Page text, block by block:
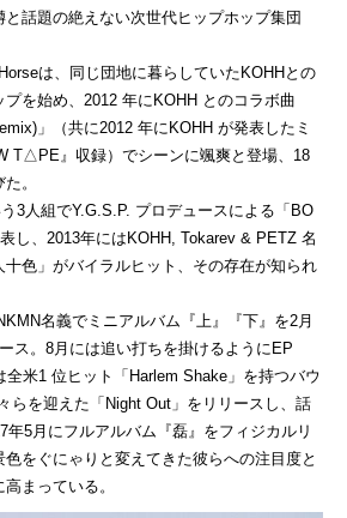
話題の絶えない次世代ヒップホップ集団
は、同じ団地に暮らしていたKOHHとの
を始め、2012 年にKOHH とのコラボ曲
」（共に2012 年にKOHH が発表したミ
T△PE』収録）でシーンに颯爽と登場、18
。
3人組でY.G.S.P. プロデュースによる「BO
し、2013年にはKOHH, Tokarev & PETZ 名
色」がバイラルヒット、その存在が知られ
名義でミニアルバム『上』『下』を2月
ス。8月には追い打ちを掛けるようにEP
全米1 位ヒット「Harlem Shake」を持つバウ
らを迎えた「Night Out」をリリースし、話
年5月にフルアルバム『磊』をフィジカルリ
色をぐにゃりと変えてきた彼らへの注目度と
まっている。